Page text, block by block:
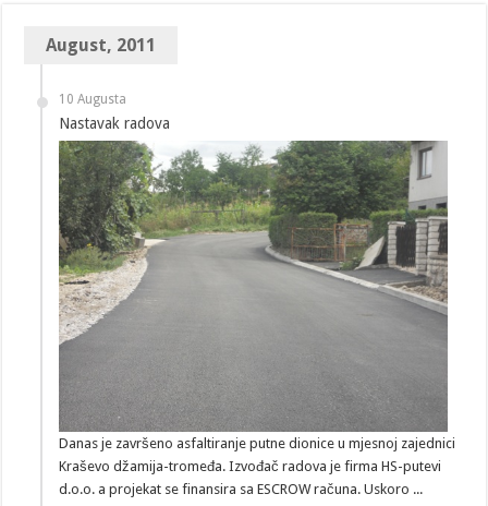
August, 2011
10 Augusta
Nastavak radova
Danas je završeno asfaltiranje putne dionice u mjesnoj zajednici
Kraševo džamija-tromeđa. Izvođač radova je firma HS-putevi
d.o.o. a projekat se finansira sa ESCROW računa. Uskoro ...